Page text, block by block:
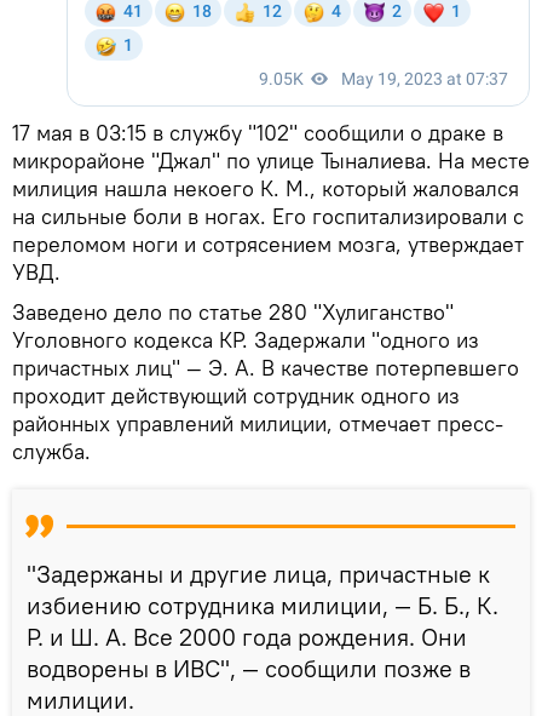
17 мая в 03:15 в службу "102" сообщили о драке в
микрорайоне "Джал" по улице Тыналиева. На месте
милиция нашла некоего К. М., который жаловался
на сильные боли в ногах. Его госпитализировали с
переломом ноги и сотрясением мозга, утверждает
УВД.
Заведено дело по статье 280 "Хулиганство"
Уголовного кодекса КР. Задержали "одного из
причастных лиц" — Э. А. В качестве потерпевшего
проходит действующий сотрудник одного из
районных управлений милиции, отмечает пресс-
служба.
"Задержаны и другие лица, причастные к
избиению сотрудника милиции, — Б. Б., К.
Р. и Ш. А. Все 2000 года рождения. Они
водворены в ИВС", — сообщили позже в
милиции.